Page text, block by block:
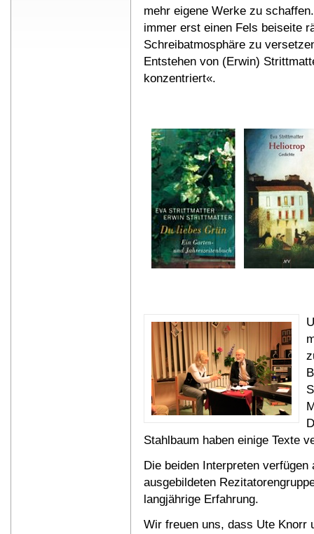
mehr eigene Werke zu
immer erst einen Fels beiseite
Schreibatmosphäre zu
Entstehen von (Erwin)
konzentriert«.
Stahlbaum haben einige Texte
Die beiden Interpreten
ausgebildeten
langjährige Erfahrung.
Wir freuen uns, dass Ute Knorr